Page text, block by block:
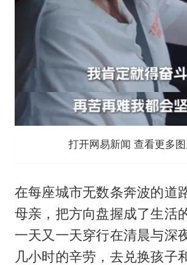
打开网易新闻 查看更多
在每座城市无数条奔波的道
母亲，把方向盘握成了生活
一天又一天穿行在清晨与深
几小时的辛劳，去兑换孩子